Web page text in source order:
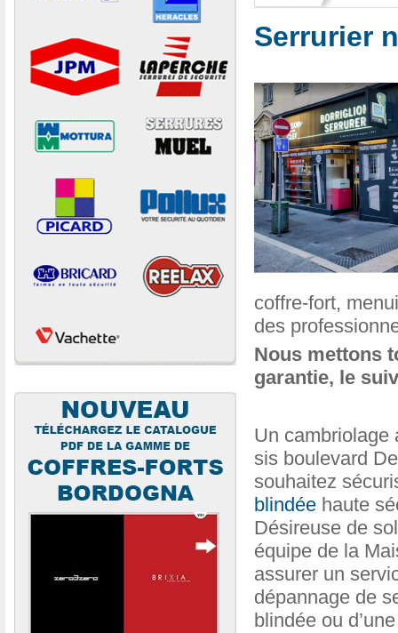
Serrurier
coffre-fort,
des
Nous mettons
garantie, le
Un cambriolage
sis boulevard
souhaitez
blindée haute
Désireuse de
équipe de la
assurer un
dépannage de
blindée ou